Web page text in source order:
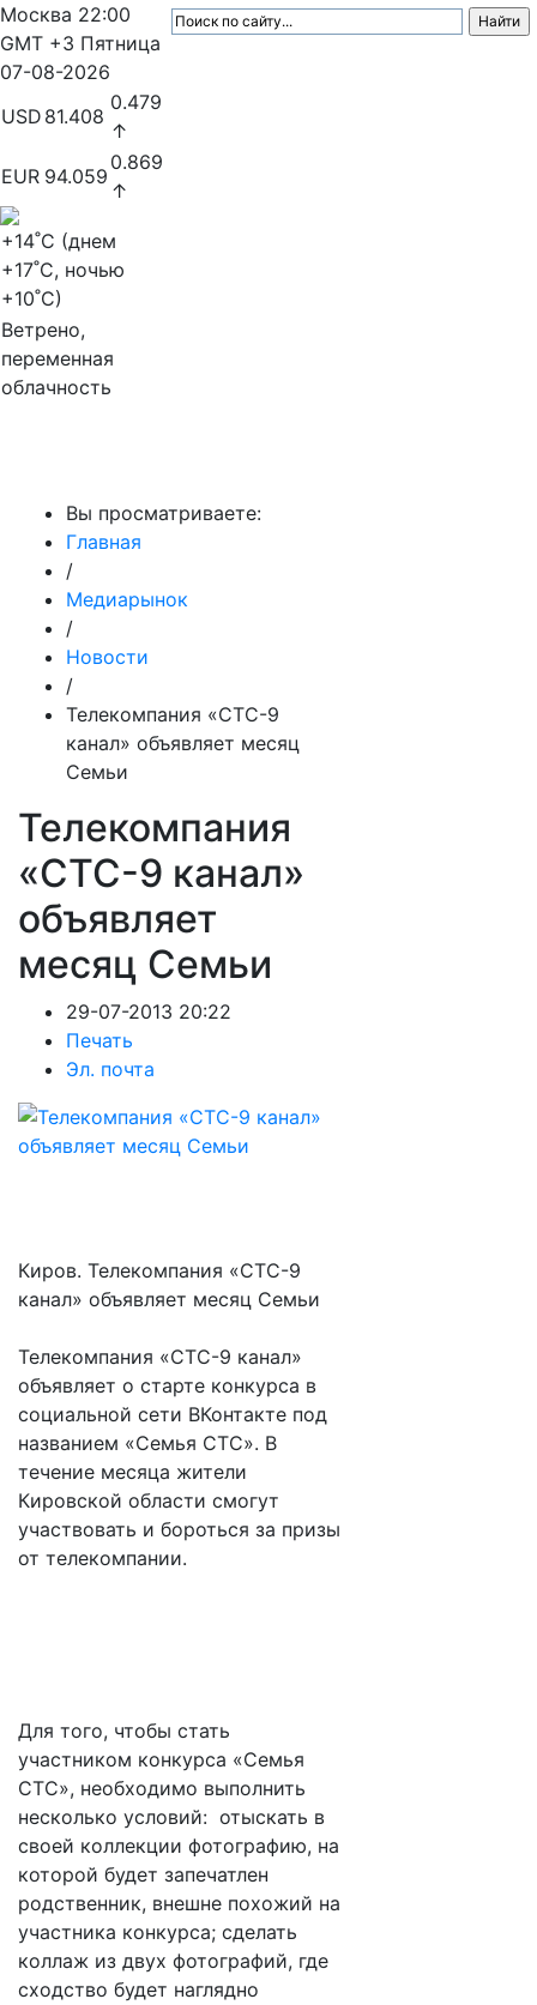
Москва 22:00
GMT +3 Пятница
07-08-2026
USD 81.408
0.479
↑
EUR 94.059
0.869
↑
+14˚C (днем
+17˚C, ночью
+10˚C)
Ветрено,
переменная
облачность
Вы просматриваете:
Главная
/
Медиарынок
/
Новости
/
Телекомпания «СТС-9
канал» объявляет месяц
Семьи
Телекомпания
«СТС-9 канал»
объявляет
месяц Семьи
29-07-2013 20:22
Печать
Эл. почта
Киров. Телекомпания «СТС-9
канал» объявляет месяц Семьи
Телекомпания «СТС-9 канал»
объявляет о старте конкурса в
социальной сети ВКонтакте под
названием «Семья СТС». В
течение месяца жители
Кировской области смогут
участвовать и бороться за призы
от телекомпании.
Для того, чтобы стать
участником конкурса «Семья
СТС», необходимо выполнить
несколько условий: отыскать в
своей коллекции фотографию, на
которой будет запечатлен
родственник, внешне похожий на
участника конкурса; сделать
коллаж из двух фотографий, где
сходство будет наглядно